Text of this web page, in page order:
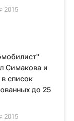
2015
Симакова и
список
до 25
2015